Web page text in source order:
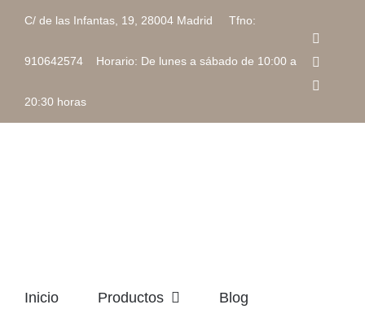
contenido
C/ de las Infantas, 19, 28004 Madrid Tfno:
910642574 Horario: De lunes a sábado de 10:00 a
20:30 horas
Inicio Productos Blog